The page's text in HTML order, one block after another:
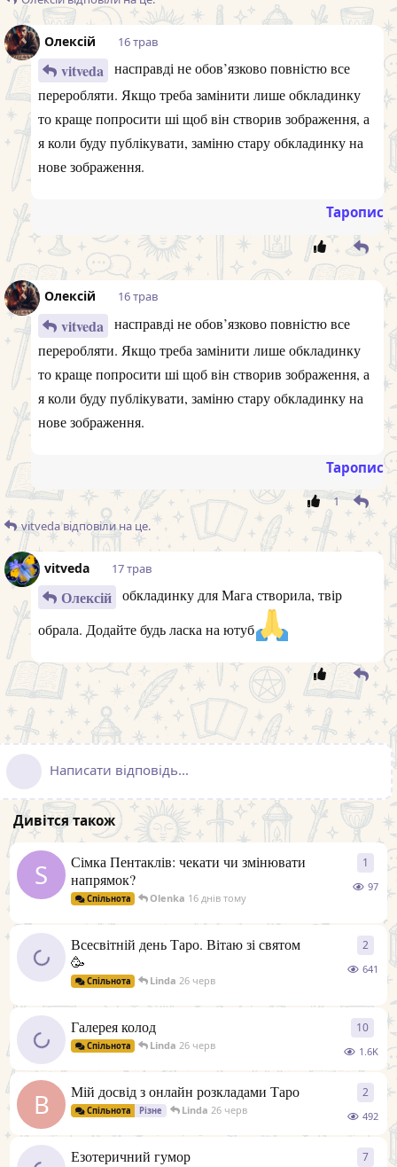
Олексій 16 трав
vitveda насправді не обов’язково повністю все
переробляти. Якщо треба замінити лише обкладинку
то краще попросити ші щоб він створив зображення, а
я коли буду публікувати, заміню стару обкладинку на
нове зображення.
Таропис
Олексій 16 трав
vitveda
насправді не обов’язково повністю все
переробляти. Якщо треба замінити лише обкладинку
то краще попросити ші щоб він створив зображення, а
я коли буду публікувати, заміню стару обкладинку на
нове зображення.
Таропис
1
vitvedaвідповіли на це.
vitveda 17 трав
Олексій обкладинку для Мага створила, твір
обрала. Додайте будь ласка на ютуб
Написати відповідь...
Дивітся також
S
Сімка Пентаклів: чекати чи змінювати
напрямок?
Спільнота Olenka 16 днів тому
97
1
Всесвітній день Таро. Вітаю зі святом
🥳
Спільнота Linda 26 черв
641
2
Галерея колод
Спільнота Linda 26 черв 1.6K
10
В Мій досвід з онлайн розкладами Таро
Спільнота Різне Linda 26 черв 492
2
Езотеричний гумор 7